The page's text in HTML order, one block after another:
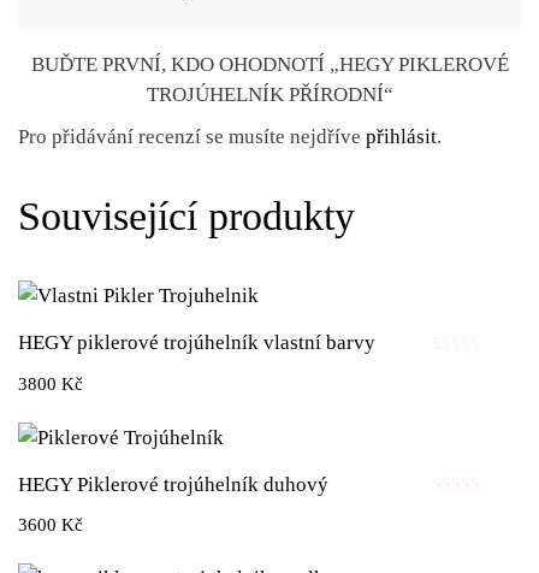
BUĎTE PRVNÍ, KDO OHODNOTÍ „HEGY PIKLEROVÉ
TROJÚHELNÍK PŘÍRODNÍ“
Pro přidávání recenzí se musíte nejdříve přihlásit.
Související produkty
HEGY piklerové trojúhelník vlastní barvy
3800 Kč
HEGY Piklerové trojúhelník duhový
3600 Kč